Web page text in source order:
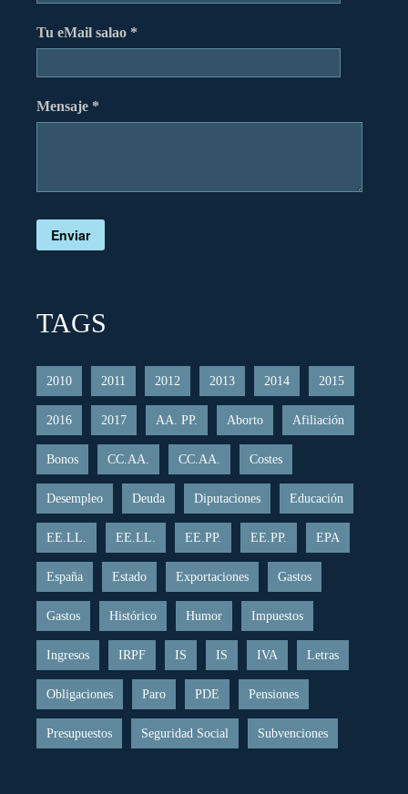
Tu eMail salao *
Mensaje *
Enviar
TAGS
2010 2011 2012 2013 2014 2015
2016 2017 AA. PP. Aborto Afiliación
Bonos CC.AA. CC.AA. Costes
Desempleo Deuda Diputaciones Educación
EE.LL. EE.LL. EE.PP. EE.PP. EPA
España Estado Exportaciones Gastos
Gastos Histórico Humor Impuestos
Ingresos IRPF IS IS IVA Letras
Obligaciones Paro PDE Pensiones
Presupuestos Seguridad Social Subvenciones